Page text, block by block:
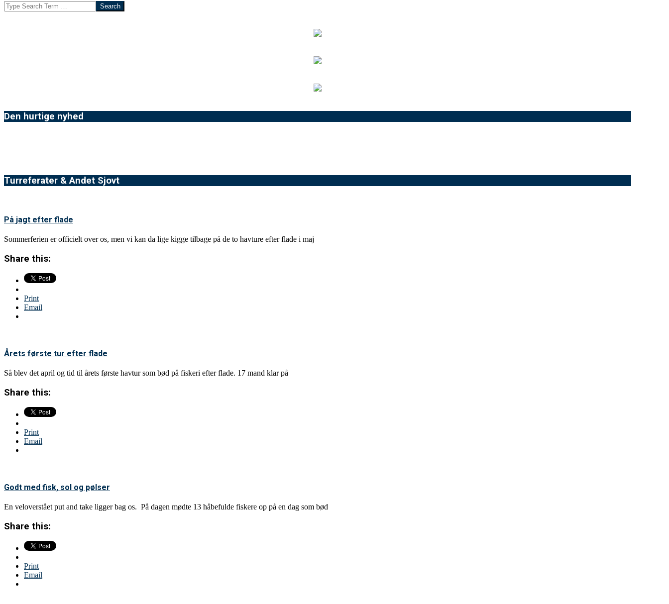
Search
Den hurtige nyhed
Turreferater & Andet Sjovt
På jagt efter flade
Sommerferien er officielt over os, men vi kan da lige kigge tilbage på de to havture efter flade i maj
Share this:
Print
Email
Årets første tur efter flade
Så blev det april og tid til årets første havtur som bød på fiskeri efter flade. 17 mand klar på
Share this:
Print
Email
Godt med fisk, sol og pølser
En veloverstået put and take ligger bag os. På dagen mødte 13 håbefulde fiskere op på en dag som bød
Share this:
Print
Email